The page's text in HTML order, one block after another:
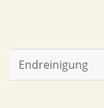
Endreinigung